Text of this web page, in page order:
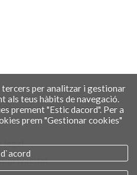
legal
privacitat
per analitzar i gestionar
als teus hàbits de navegació.
prement "Estic dacord". Per a
prem "Gestionar cookies"